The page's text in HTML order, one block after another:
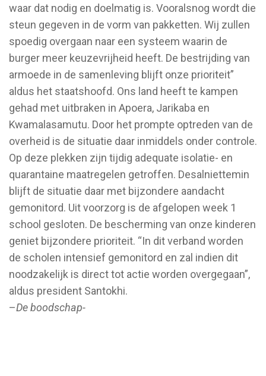
waar dat nodig en doelmatig is. Vooralsnog wordt die
steun gegeven in de vorm van pakketten. Wij zullen
spoedig overgaan naar een systeem waarin de
burger meer keuzevrijheid heeft. De bestrijding van
armoede in de samenleving blijft onze prioriteit”
aldus het staatshoofd. Ons land heeft te kampen
gehad met uitbraken in Apoera, Jarikaba en
Kwamalasamutu. Door het prompte optreden van de
overheid is de situatie daar inmiddels onder controle.
Op deze plekken zijn tijdig adequate isolatie- en
quarantaine maatregelen getroffen. Desalniettemin
blijft de situatie daar met bijzondere aandacht
gemonitord. Uit voorzorg is de afgelopen week 1
school gesloten. De bescherming van onze kinderen
geniet bijzondere prioriteit. “In dit verband worden
de scholen intensief gemonitord en zal indien dit
noodzakelijk is direct tot actie worden overgegaan”,
aldus president Santokhi.
–De boodschap-